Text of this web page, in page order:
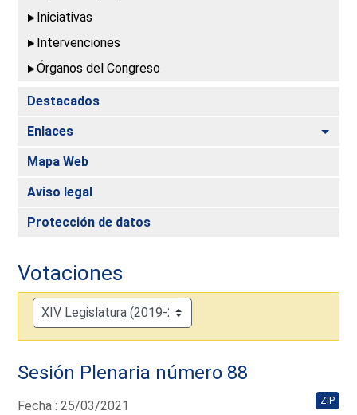
Iniciativas
Intervenciones
Órganos del Congreso
Destacados
Enlaces
Mapa Web
Aviso legal
Protección de datos
Votaciones
Sesión Plenaria número 88
Fecha : 25/03/2021 ZIP